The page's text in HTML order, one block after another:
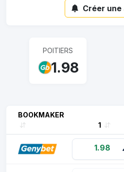
Créer
POITIERS
1.98
BOOKMAKER
1
1.98